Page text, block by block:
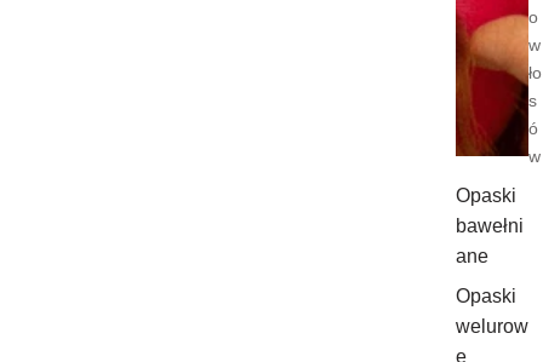
o
w
ło
s
ó
w
Opaski
bawełni
ane
Opaski
welurow
e